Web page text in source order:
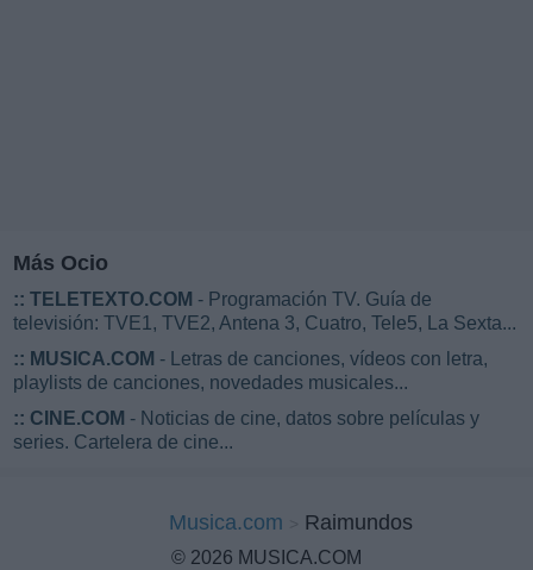
Más Ocio
:: TELETEXTO.COM - Programación TV. Guía de
televisión: TVE1, TVE2, Antena 3, Cuatro, Tele5, La Sexta...
:: MUSICA.COM - Letras de canciones, vídeos con letra,
playlists de canciones, novedades musicales...
:: CINE.COM - Noticias de cine, datos sobre películas y
series. Cartelera de cine...
Musica.com Raimundos
© 2026 MUSICA.COM